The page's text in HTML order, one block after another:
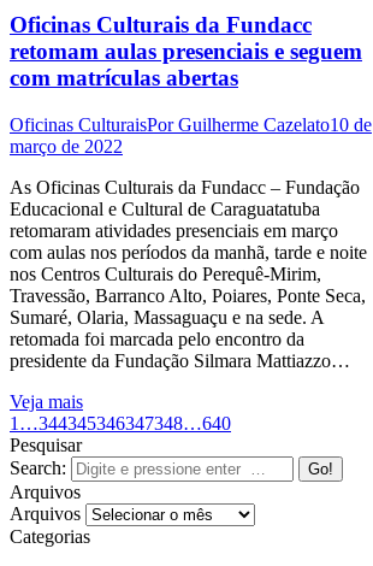
Oficinas Culturais da Fundacc
retomam aulas presenciais e seguem
com matrículas abertas
Oficinas CulturaisPorGuilherme Cazelato10 de
março de 2022
As Oficinas Culturais da Fundacc – Fundação
Educacional e Cultural de Caraguatatuba
retomaram atividades presenciais em março
com aulas nos períodos da manhã, tarde e noite
nos Centros Culturais do Perequê-Mirim,
Travessão, Barranco Alto, Poiares, Ponte Seca,
Sumaré, Olaria, Massaguaçu e na sede. A
retomada foi marcada pelo encontro da
presidente da Fundação Silmara Mattiazzo…
Veja mais
1 …344345346347348…640
Pesquisar
Search:
Arquivos
Arquivos
Categorias